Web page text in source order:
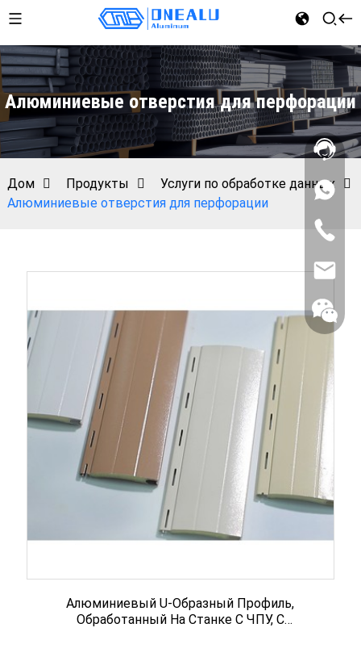
Алюминиевые отверстия для перфорации
Дом Продукты
Услуги по обработке данных
Алюминиевые отверстия для перфорации
Алюминиевый U-Образный Профиль,
Обработанный На Станке С ЧПУ, С